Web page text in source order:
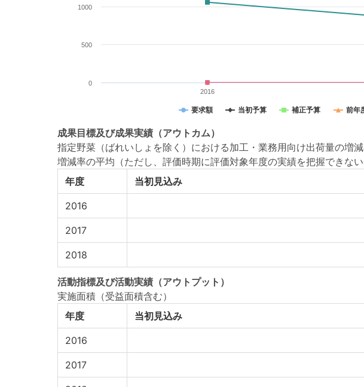
要求額 当初予算 補正予算 前年
2016
0
500
1000
成果目標及び成果実績 （アウトカム）
指定野菜（ばれいしょを除く）における加工・業務用向け出荷量の増
増減率の平均（ただし、評価時期に評価対象年度の実績を把握できな
年度
当初見込み
2016
2017
2018
活動指標及び活動実績 （アウトプット）
実施面積（受益面積含む）
年度
当初見込み
2016
2017